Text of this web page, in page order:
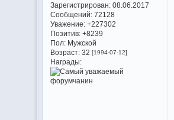
Зарегистрирован: 08.06.2017
Сообщений:72128
Уважение: +227302
Позитив: +8239
Пол:Мужской
Возраст:32 [1994-07-12]
Награды: